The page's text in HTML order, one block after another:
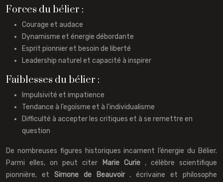
Forces du bélier :
Courage et audace
Dynamisme et énergie débordante
Esprit pionnier et besoin de liberté
Leadership naturel et capacité à inspirer
Faiblesses du bélier :
Impulsivité et impatience
Tendance à l’egoïsme et à l’individualisme
Difficulté à accepter les critiques et à se remettre en
question
De nombreuses figures historiques incarnent l’énergie du Bélier.
Parmi elles, on peut citer
Marie Curie , célèbre scientifique
pionnière, et Simone de Beauvoir , écrivaine et philosophe